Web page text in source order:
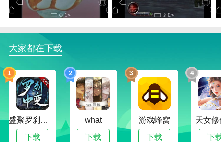
1.数十种技巧和招数，满足不同玩家的战斗爱好；
3.价值极高的卡通风格，可爱的游戏场景和角色非常适
合玩家的视觉体验；
大家都在下载
1
盛聚罗刹中变传奇
下载
2
what
下载
3
游戏蜂窝
下载
4
天女修
下